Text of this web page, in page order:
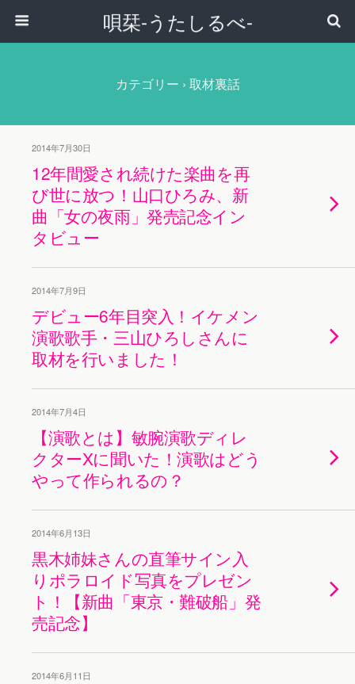
唄栞-うたしるべ-
カテゴリー › 取材裏話
2014年7月30日
12年間愛され続けた楽曲を再
び世に放つ！山口ひろみ、新
曲「女の夜雨」発売記念イン
タビュー
2014年7月9日
デビュー6年目突入！イケメン
演歌歌手・三山ひろしさんに
取材を行いました！
2014年7月4日
【演歌とは】敏腕演歌ディレ
クターXに聞いた！演歌はどう
やって作られるの？
2014年6月13日
黒木姉妹さんの直筆サイン入
りポラロイド写真をプレゼン
ト！【新曲「東京・難破船」発
売記念】
2014年6月11日